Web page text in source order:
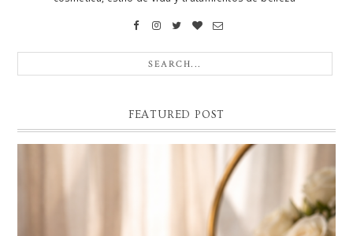
FEATURED POST